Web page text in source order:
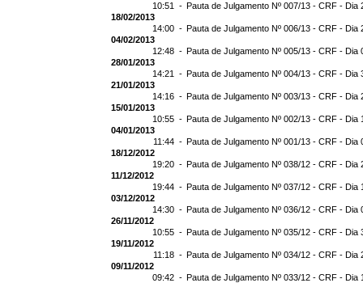
10:51 - Pauta de Julgamento Nº 007/13 - CRF - Dia
18/02/2013
14:00 - Pauta de Julgamento Nº 006/13 - CRF - Dia
04/02/2013
12:48 - Pauta de Julgamento Nº 005/13 - CRF - Dia
28/01/2013
14:21 - Pauta de Julgamento Nº 004/13 - CRF - Dia
21/01/2013
14:16 - Pauta de Julgamento Nº 003/13 - CRF - Dia
15/01/2013
10:55 - Pauta de Julgamento Nº 002/13 - CRF - Dia
04/01/2013
11:44 - Pauta de Julgamento Nº 001/13 - CRF - Dia
18/12/2012
19:20 - Pauta de Julgamento Nº 038/12 - CRF - Dia
11/12/2012
19:44 - Pauta de Julgamento Nº 037/12 - CRF - Dia
03/12/2012
14:30 - Pauta de Julgamento Nº 036/12 - CRF - Dia
26/11/2012
10:55 - Pauta de Julgamento Nº 035/12 - CRF - Dia
19/11/2012
11:18 - Pauta de Julgamento Nº 034/12 - CRF - Dia
09/11/2012
09:42 - Pauta de Julgamento Nº 033/12 - CRF - Dia